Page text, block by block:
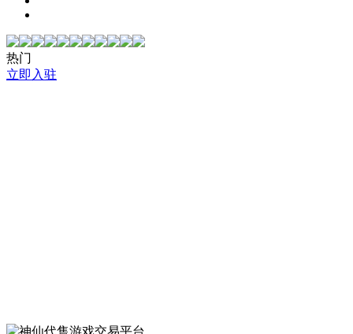
热门
立即入驻